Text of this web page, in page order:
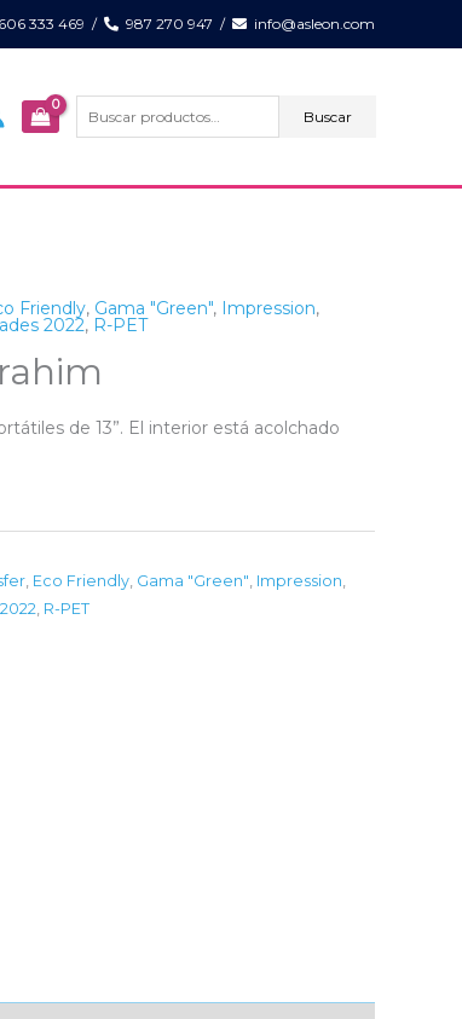
606 333 469 / 987 270 947 / info@asleon.com
por:
Buscar
Friendly, Gama "Green", Impression,
2022, R-PET
de 13”. El interior está acolchado
, Eco Friendly, Gama "Green", Impression,
, R-PET